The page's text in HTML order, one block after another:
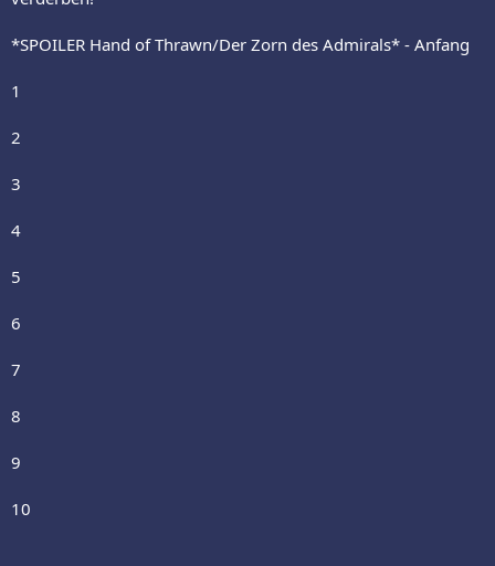
*SPOILER Hand of Thrawn/Der Zorn des Admirals* - Anfang
1
2
3
4
5
6
7
8
9
10